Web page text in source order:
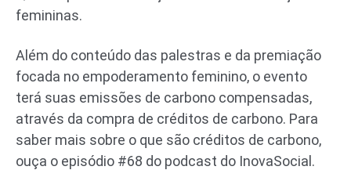
femininas.
Além do conteúdo das palestras e da premiação
focada no empoderamento feminino, o evento
terá suas emissões de carbono compensadas,
através da compra de créditos de carbono. Para
saber mais sobre o que são créditos de carbono,
ouça o episódio #68 do podcast do InovaSocial.